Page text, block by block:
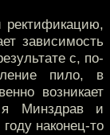
ректификацию,
зависимость
с, по-
пило, в
возникает
я Минздрав и
наконец-то